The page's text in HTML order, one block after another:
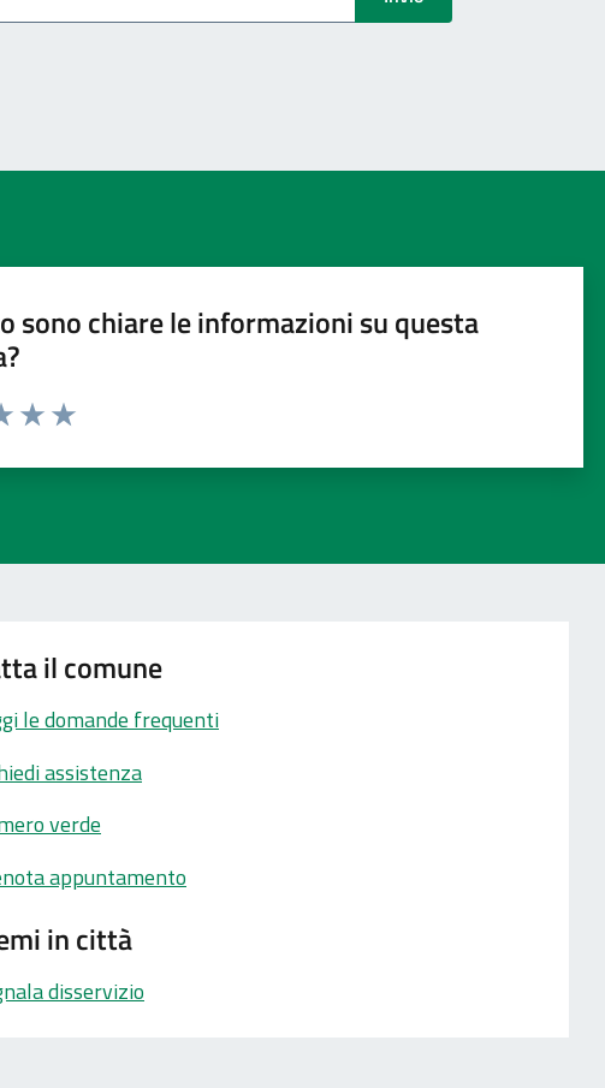
sono chiare le informazioni su questa
il comune
le domande frequenti
assistenza
verde
appuntamento
in città
disservizio